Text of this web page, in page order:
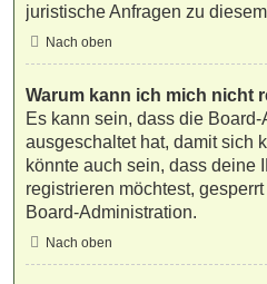
juristische Anfragen zu
Nach oben
Warum kann ich mich nicht
Es kann sein, dass die
ausgeschaltet hat, damit sich
könnte auch sein, dass deine
registrieren möchtest,
Board-Administration.
Nach oben